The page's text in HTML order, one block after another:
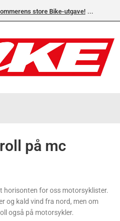
store Bike-utgave!
på mc
horisonten for oss motorsyklister.
og kald vind fra nord, men om
også på motorsykler.